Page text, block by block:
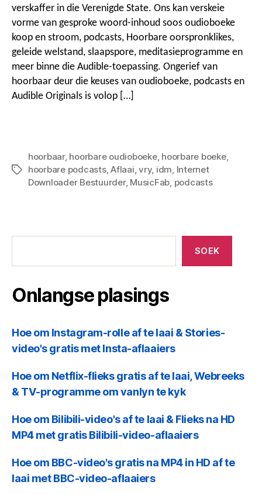
laai
&
Skakel
hoorbare
boeke
om,
verskaffer in die Verenigde State. Ons kan verskeie
vorme van gesproke woord-inhoud soos oudioboeke
koop en stroom, podcasts, Hoorbare oorspronklikes,
geleide welstand, slaapspore, meditasieprogramme en
meer binne die Audible-toepassing. Ongerief van
hoorbaar deur die keuses van oudioboeke, podcasts en
Audible Originals is volop […]
Merkers
hoorbaar, hoorbare oudioboeke, hoorbare boeke,
hoorbare podcasts,Aflaai ,vry, idm Internet
Downloader Bestuurder, MusicFab podcasts
Onlangse
SOEK
Onlangse plasings
Hoe om Instagram-rolle af te laai & Stories-
video's gratis met Insta-aflaaiers
Hoe om Netflix-flieks gratis af te laai, Webreeks
& TV-programme om vanlyn te kyk
Hoe om Bilibili-video's af te laai & Flieks na HD
MP4 met gratis Bilibili-video-aflaaiers
Hoe om BBC-video's gratis na MP4 in HD af te
laai met BBC-video-aflaaiers